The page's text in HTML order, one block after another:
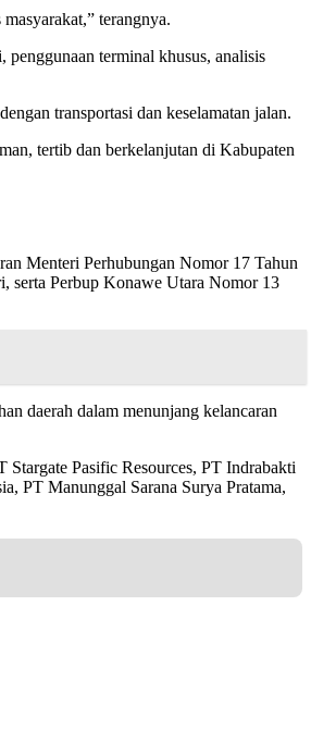
terangnya.
penggunaan terminal khusus, analisis
transportasi dan keselamatan jalan.
tertib dan berkelanjutan di Kabupaten
Menteri Perhubungan Nomor 17 Tahun
serta Perbup Konawe Utara Nomor 13
daerah dalam menunjang kelancaran
Pasific Resources, PT Indrabakti
PT Manunggal Sarana Surya Pratama,